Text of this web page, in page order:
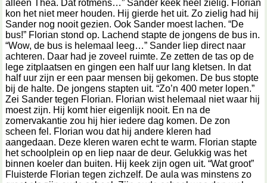
alleen Thea. Dat rotmens…” Sander keek heel zielig. Florian
kon het niet meer houden. Hij gierde het uit. Zo zielig had hij
Sander nog nooit gezien. Ook Sander moest lachen. “De
bus!” Florian stond op. Lachend stapte de jongens de bus in.
“Wow, de bus is helemaal leeg…” Sander liep direct naar
achteren. Daar had je zoveel ruimte. Ze zetten de tas op de
lege zitplaatsen en gingen een half uur lang kletsen. In dat
half uur zijn er een paar mensen bij gekomen. De bus stopte
bij de halte. De jongens stapten uit. “Zo’n 400 meter lopen.”
Zei Sander tegen Florian. Florian wist helemaal niet waar hij
moest zijn. Hij komt hier eigenlijk nooit. En na de
zomervakantie zou hij hier iedere dag komen. De zon
scheen fel. Florian wou dat hij andere kleren had
aangedaan. Deze kleren waren echt te warm. Florian stapte
het schoolplein op en liep naar de deur. Gelukkig was het
binnen koeler dan buiten. Hij keek zijn ogen uit. “Wat groot”
Fluisterde Florian tegen zichzelf. De aula was minstens zo